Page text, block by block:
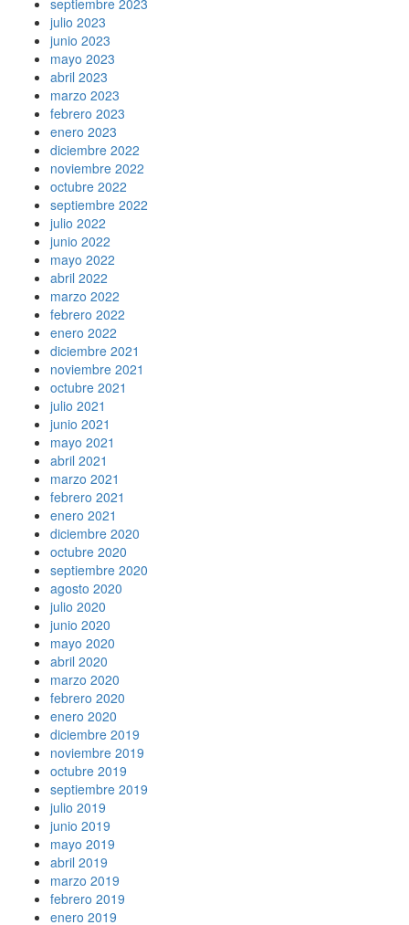
julio 2023
junio 2023
mayo 2023
abril 2023
marzo 2023
febrero 2023
enero 2023
diciembre 2022
noviembre 2022
octubre 2022
septiembre 2022
julio 2022
junio 2022
mayo 2022
abril 2022
marzo 2022
febrero 2022
enero 2022
diciembre 2021
noviembre 2021
octubre 2021
julio 2021
junio 2021
mayo 2021
abril 2021
marzo 2021
febrero 2021
enero 2021
diciembre 2020
octubre 2020
septiembre 2020
agosto 2020
julio 2020
junio 2020
mayo 2020
abril 2020
marzo 2020
febrero 2020
enero 2020
diciembre 2019
noviembre 2019
octubre 2019
septiembre 2019
julio 2019
junio 2019
mayo 2019
abril 2019
marzo 2019
febrero 2019
enero 2019